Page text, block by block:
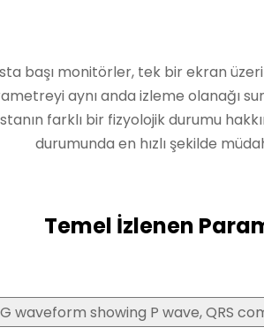
başı monitörler, tek bir ekran
aynı anda izleme olanağı
farklı bir fizyolojik durumu
durumunda en hızlı şekilde
Temel İzlenen